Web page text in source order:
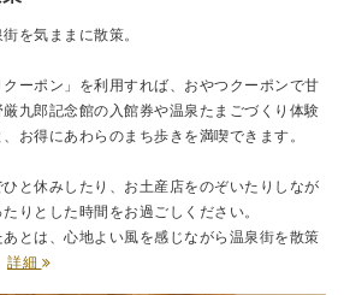
を気ままに散策。
クーポン」を利用すれば、おやつクーポンで甘
九郎記念館の入館券や温泉たまごづくり体験
お得にあわらのまち歩きを満喫できます。
と休みしたり、お土産店をのぞいたりしなが
りとした時間をお過ごしください。
とは、心地よい風を感じながら温泉街を散策
詳細